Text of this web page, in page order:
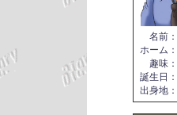
名前 ：
ホーム ：
趣味 ：
誕生日 ：
出身地 ：